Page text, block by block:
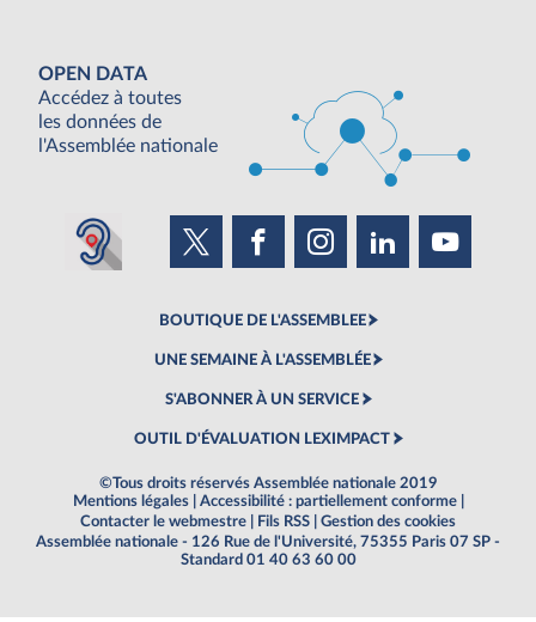
OPEN DATA
Accédez à toutes
les données de
l'Assemblée nationale
BOUTIQUE DE L'ASSEMBLEE
UNE SEMAINE À L'ASSEMBLÉE
S'ABONNER À UN SERVICE
OUTIL D'ÉVALUATION LEXIMPACT
©Tous droits réservés Assemblée nationale 2019
Mentions légales
Accessibilité : partiellement conforme
Contacter le webmestre
Fils RSS
Gestion des cookies
Assemblée nationale - 126 Rue de l'Université, 75355 Paris 07 SP -
Standard 01 40 63 60 00